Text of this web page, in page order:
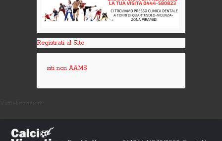
Registrati al Sito
siti non AAMS